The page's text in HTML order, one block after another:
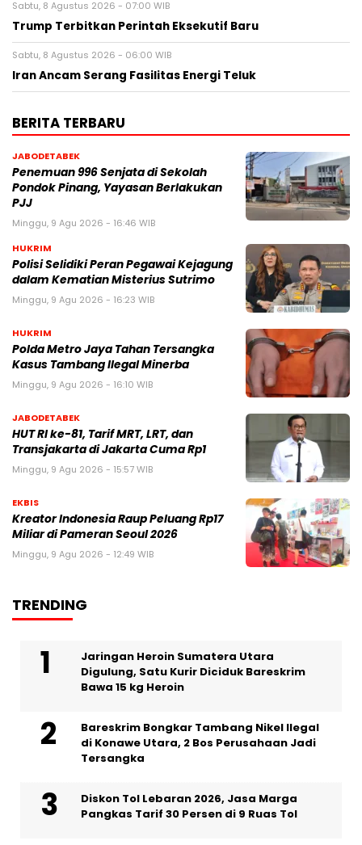
Sabtu, 8 Agustus 2026 - 07:00 WIB
Trump Terbitkan Perintah Eksekutif Baru
Sabtu, 8 Agustus 2026 - 06:00 WIB
Iran Ancam Serang Fasilitas Energi Teluk
BERITA TERBARU
JABODETABEK
Penemuan 996 Senjata di Sekolah
Pondok Pinang, Yayasan Berlakukan
PJJ
Minggu, 9 Agu 2026 - 16:46 WIB
HUKRIM
Polisi Selidiki Peran Pegawai Kejagung
dalam Kematian Misterius Sutrimo
Minggu, 9 Agu 2026 - 16:23 WIB
HUKRIM
Polda Metro Jaya Tahan Tersangka
Kasus Tambang Ilegal Minerba
Minggu, 9 Agu 2026 - 16:10 WIB
JABODETABEK
HUT RI ke-81, Tarif MRT, LRT, dan
Transjakarta di Jakarta Cuma Rp1
Minggu, 9 Agu 2026 - 15:57 WIB
EKBIS
Kreator Indonesia Raup Peluang Rp17
Miliar di Pameran Seoul 2026
Minggu, 9 Agu 2026 - 12:49 WIB
TRENDING
Jaringan Heroin Sumatera Utara
Digulung, Satu Kurir Diciduk Bareskrim
Bawa 15 kg Heroin
Bareskrim Bongkar Tambang Nikel Ilegal
di Konawe Utara, 2 Bos Perusahaan Jadi
Tersangka
Diskon Tol Lebaran 2026, Jasa Marga
Pangkas Tarif 30 Persen di 9 Ruas Tol